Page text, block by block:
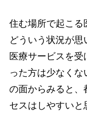
住む場所で起こる
どういう状況が
医療サービスを
った方は少なく
の面からみると、
セスはしやすいと